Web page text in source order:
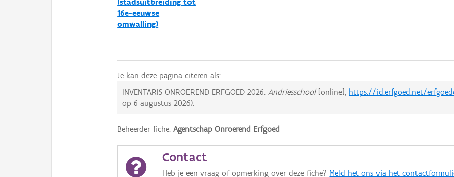
16e-eeuwse
omwalling)
Je kan deze pagina citeren als:
INVENTARIS ONROEREND ERFGOED 2026:Andriesschool[online], https://id.erfgoed.net/
op6 augustus 2026).
Beheerder fiche:Agentschap Onroerend Erfgoed
Contact
Heb je een vraag of opmerking over deze fiche? Meld het ons via het